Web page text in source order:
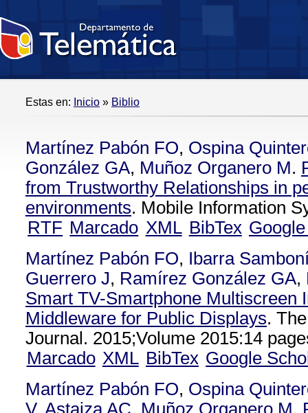
Estas en: Inicio » Biblio
Martínez Pabón FO, Ospina
González GA, Muñoz Organero M.
from Trustworthy Relationships in
environments. Mobile Information
RTF Marcado XML BibTex
Martínez Pabón FO, Ibarra
Guerrero J, Ramírez González GA,
Smart TV-Smartphone Multiscreen
Middleware for Public Displays.
Journal. 2015;Volume 2015:14
Marcado XML BibTex Google
Martínez Pabón FO, Ospina
V, Astaiza AC, Muñoz Organero M,